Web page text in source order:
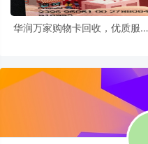
华润万家购物卡回收，优质服务